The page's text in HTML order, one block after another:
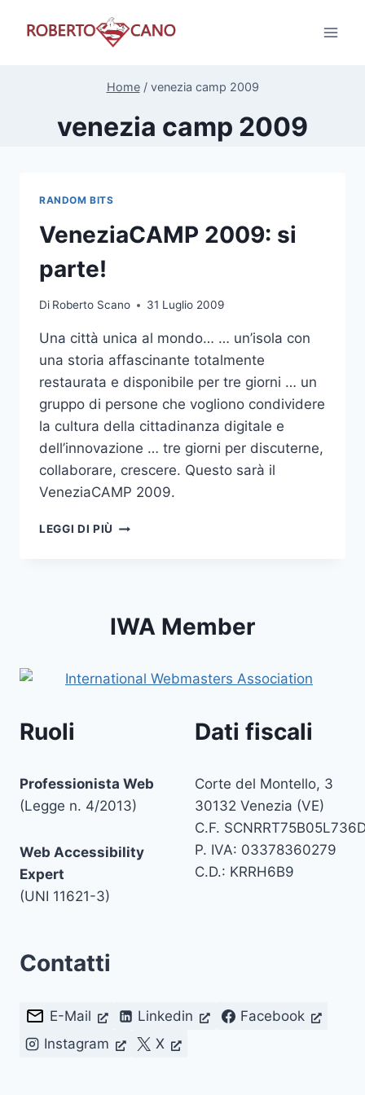
Home / venezia camp 2009
venezia camp 2009
RANDOM BITS
VeneziaCAMP 2009: si
parte!
Di Roberto Scano 31 Luglio 2009
Una città unica al mondo… … un’isola con
una storia affascinante totalmente
restaurata e disponibile per tre giorni … un
gruppo di persone che vogliono condividere
la cultura della cittadinanza digitale e
dell’innovazione … tre giorni per discuterne,
collaborare, crescere. Questo sarà il
VeneziaCAMP 2009.
LEGGI DI PIÙ VENEZIACAMP
IWA Member
Ruoli
Professionista Web
(Legge n. 4/2013)
Web Accessibility
Expert
(UNI 11621-3)
Dati fiscali
Corte del Montello, 3
30132 Venezia (VE)
C.F.
P. IVA: 03378360279
C.D.: KRRH6B9
Contatti
E-Mail Linkedin
Facebook
Instagram
X